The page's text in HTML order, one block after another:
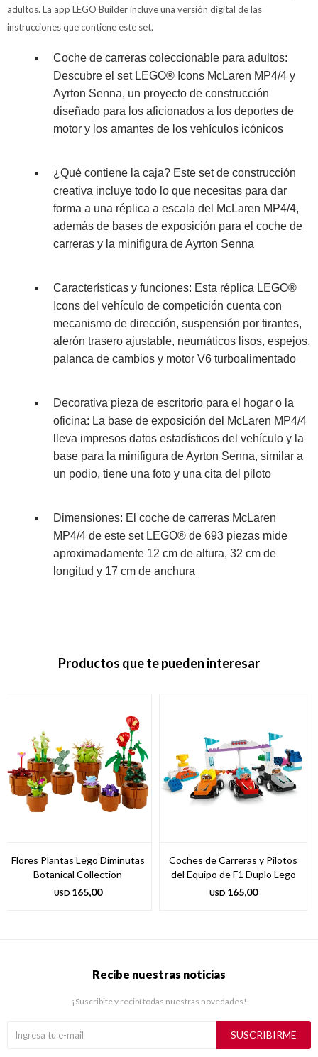
adultos. La app LEGO Builder incluye una versión digital de las
instrucciones que contiene este set.
Coche de carreras coleccionable para adultos:
Descubre el set LEGO® Icons McLaren MP4/4 y
Ayrton Senna, un proyecto de construcción
diseñado para los aficionados a los deportes de
motor y los amantes de los vehículos icónicos
¿Qué contiene la caja? Este set de construcción
creativa incluye todo lo que necesitas para dar
forma a una réplica a escala del McLaren MP4/4,
además de bases de exposición para el coche de
carreras y la minifigura de Ayrton Senna
Características y funciones: Esta réplica LEGO®
Icons del vehículo de competición cuenta con
mecanismo de dirección, suspensión por tirantes,
alerón trasero ajustable, neumáticos lisos, espejos,
palanca de cambios y motor V6 turboalimentado
Decorativa pieza de escritorio para el hogar o la
oficina: La base de exposición del McLaren MP4/4
lleva impresos datos estadísticos del vehículo y la
base para la minifigura de Ayrton Senna, similar a
un podio, tiene una foto y una cita del piloto
Dimensiones: El coche de carreras McLaren
MP4/4 de este set LEGO® de 693 piezas mide
aproximadamente 12 cm de altura, 32 cm de
longitud y 17 cm de anchura
Productos que te pueden interesar
Flores Plantas Lego Diminutas
Botanical Collection
USD 165,00
Coches de Carreras y Pilotos
del Equipo de F1 Duplo Lego
USD 165,00
Recibe nuestras noticias
¡Suscribite y recibí todas nuestras novedades!
SUSCRIBIRME